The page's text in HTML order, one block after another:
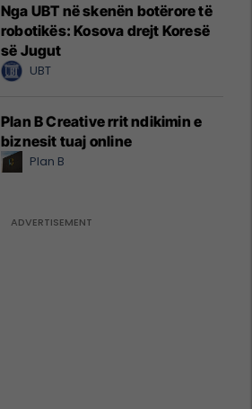
Nga UBT në skenën botërore të
robotikës: Kosova drejt Koresë
së Jugut
UBT
Plan B Creative rrit ndikimin e
biznesit tuaj online
Plan B